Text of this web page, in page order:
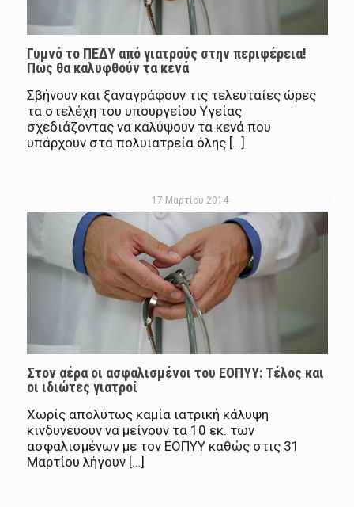
Γυμνό το ΠΕΔΥ από γιατρούς στην περιφέρεια!
Πως θα καλυφθούν τα κενά
Σβήνουν και ξαναγράφουν τις τελευταίες ώρες
τα στελέχη του υπουργείου Υγείας
σχεδιάζοντας να καλύψουν τα κενά που
υπάρχουν στα πολυιατρεία όλης […]
17 Μαρτίου 2014
Στον αέρα οι ασφαλισμένοι του ΕΟΠΥΥ: Τέλος και
οι ιδιώτες γιατροί
Χωρίς απολύτως καμία ιατρική κάλυψη
κινδυνεύουν να μείνουν τα 10 εκ. των
ασφαλισμένων με τον ΕΟΠΥΥ καθώς στις 31
Μαρτίου λήγουν […]